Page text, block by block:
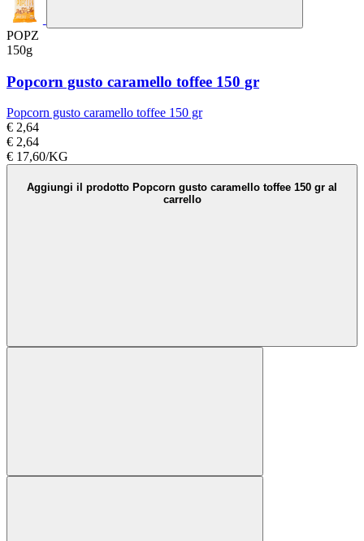
POPZ
150g
Popcorn gusto caramello toffee 150 gr
Popcorn gusto caramello toffee 150 gr
€ 2,64
€ 2,64
€ 17,60/KG
Aggiungi il prodotto Popcorn gusto caramello toffee 150 gr al
carrello